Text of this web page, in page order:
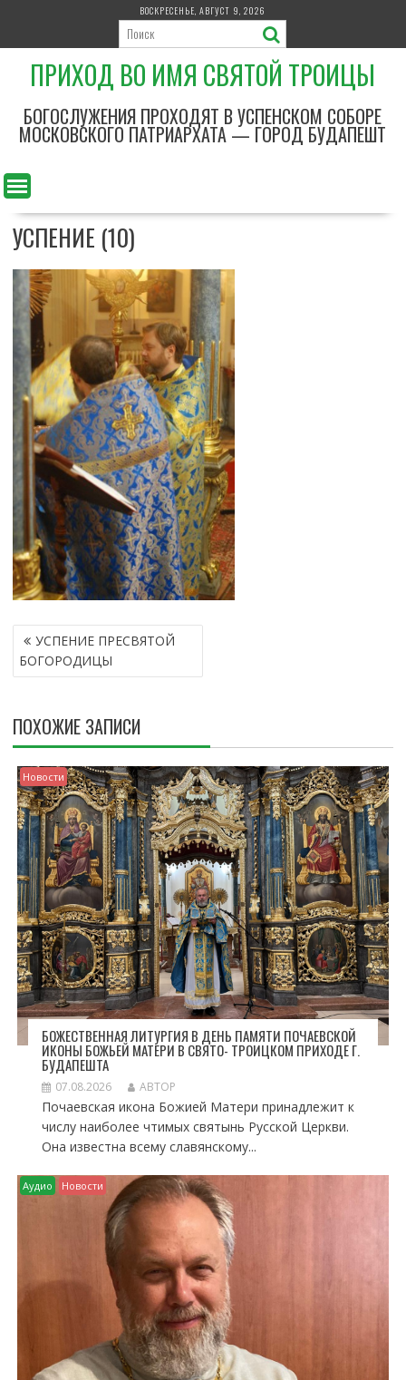
р
с
о
ВОСКРЕСЕНЬЕ, АВГУСТ 9, 2026
ПРИХОД ВО ИМЯ СВЯТОЙ ТРОИЦЫ
БОГОСЛУЖЕНИЯ ПРОХОДЯТ В УСПЕНСКОМ СОБОРЕ
МОСКОВСКОГО ПАТРИАРХАТА — ГОРОД БУДАПЕШТ
УСПЕНИЕ (10)
Н
А
В
Г
А
Ц
И
Я
П
О
З
А
П
И
С
Я
М
УСПЕНИЕ ПРЕСВЯТОЙ
БОГОРОДИЦЫ
ПОХОЖИЕ ЗАПИСИ
Новости
БОЖЕСТВЕННАЯ ЛИТУРГИЯ В ДЕНЬ ПАМЯТИ ПОЧАЕВСКОЙ
ИКОНЫ БОЖЬЕЙ МАТЕРИ В СВЯТО- ТРОИЦКОМ ПРИХОДЕ Г.
БУДАПЕШТА
07.08.2026 АВТОР
Почаевская икона Божией Матери принадлежит к
числу наиболее чтимых святынь Русской Церкви.
Она известна всему славянскому...
Аудио Новости